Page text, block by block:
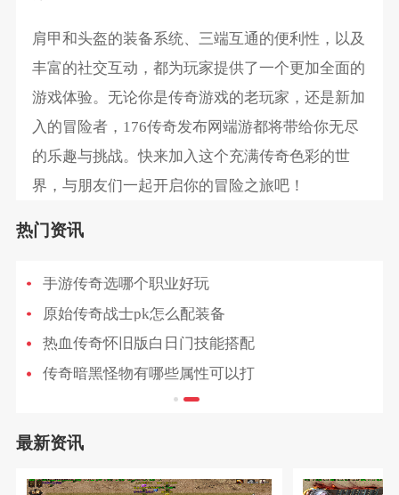
肩甲和头盔的装备系统、三端互通的便利性，以及
丰富的社交互动，都为玩家提供了一个更加全面的
游戏体验。无论你是传奇游戏的老玩家，还是新加
入的冒险者，176传奇发布网端游都将带给你无尽
的乐趣与挑战。快来加入这个充满传奇色彩的世
界，与朋友们一起开启你的冒险之旅吧！
热门资讯
手游传奇选哪个职业好玩
原始传奇战士pk怎么配装备
热血传奇怀旧版白日门技能搭配
传奇暗黑怪物有哪些属性可以打
最新资讯